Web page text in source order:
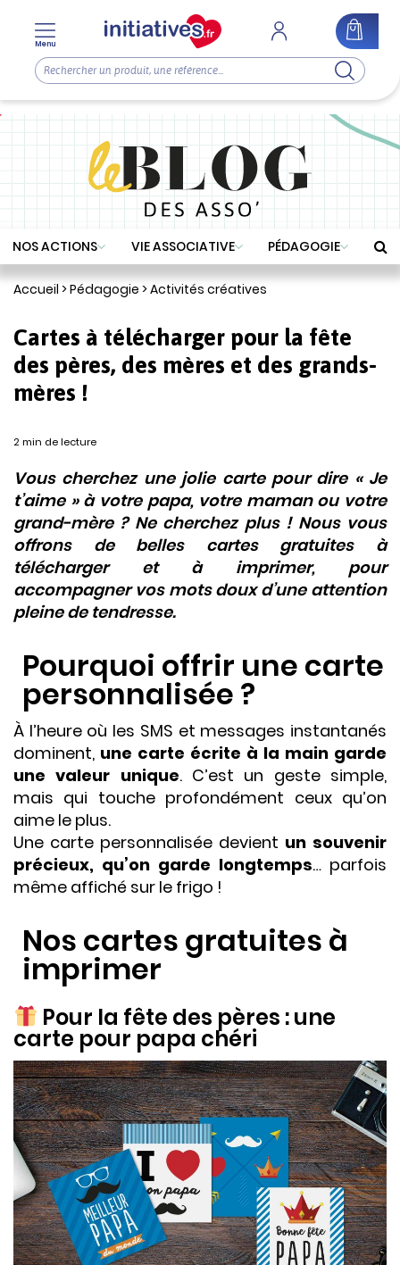
NOS ACTIONS VIE ASSOCIATIVE PÉDAGOGIE
Accueil >Pédagogie >Activités créatives
Cartes à télécharger pour la fête
des pères, des mères et des grands-
mères !
2 min de lecture
Vous cherchez une jolie carte pour dire « Je
t’aime » à votre papa, votre maman ou votre
grand-mère ? Ne cherchez plus ! Nous vous
offrons de belles cartes gratuites à
télécharger et à imprimer, pour
accompagner vos mots doux d’une attention
pleine de tendresse.
Pourquoi offrir une carte
personnalisée ?
À l’heure où les SMS et messages instantanés
dominent, une carte écrite à la main garde
une valeur unique. C’est un geste simple,
mais qui touche profondément ceux qu’on
aime le plus.
Une carte personnalisée devient un souvenir
précieux, qu’on garde longtemps… parfois
même affiché sur le frigo !
Nos cartes gratuites à
imprimer
Pour la fête des pères : une
carte pour papa chéri
Menu